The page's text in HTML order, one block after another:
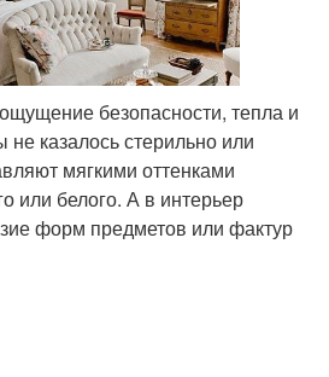
безопасности, тепла и
казалось стерильно или
мягкими оттенками
или белого. А в интерьер
форм предметов или фактур